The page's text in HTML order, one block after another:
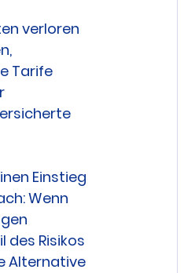
verloren
Tarife
Einstieg
Wenn
Risikos
Alternative